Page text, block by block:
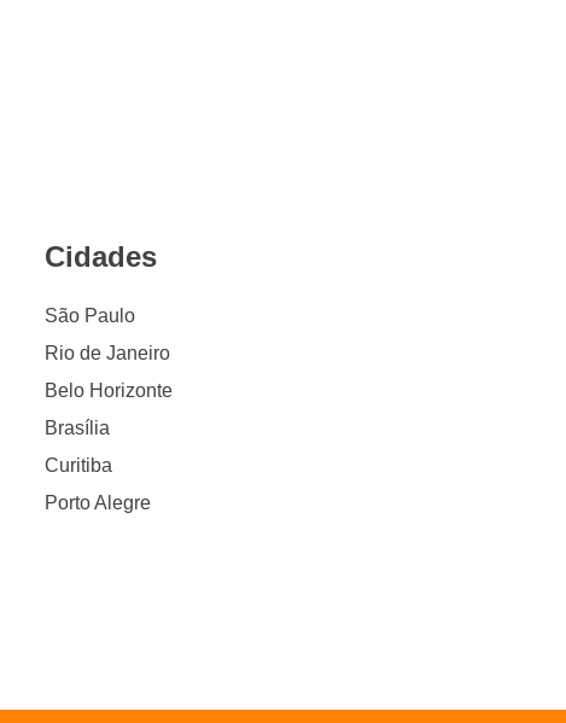
Cidades
São Paulo
Rio de Janeiro
Belo Horizonte
Brasília
Curitiba
Porto Alegre